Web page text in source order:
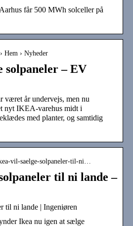
får 500 MWh solceller på
Hem › Nyheder
– EV
år undervejs, men nu
nyt IKEA-varehus midt i
med planter, og samtidig
vil-saelge-solpaneler-til-ni…
til ni lande –
til ni lande | Ingeniøren
Ikea nu igen at sælge